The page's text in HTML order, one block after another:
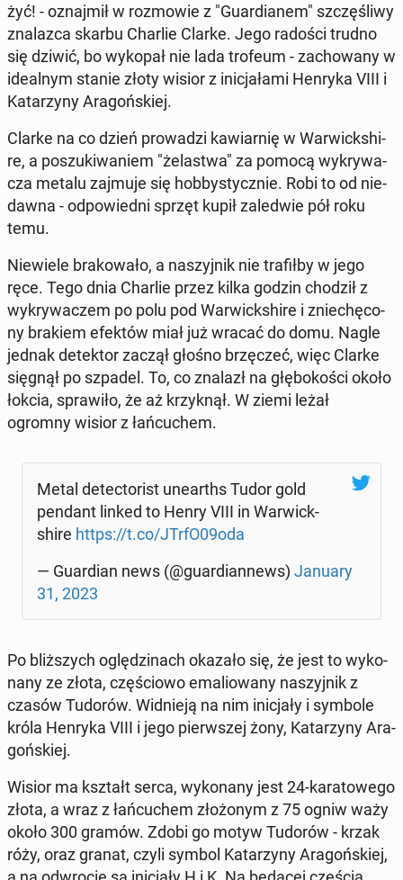
żyć! - oznaj­mił w roz­mo­wie z "Gu­ar­dia­nem" szczę­śli­wy
zna­laz­ca skarbu Charlie Clarke. Jego radości trudno
się dziwić, bo wykopał nie lada trofeum - za­cho­wa­ny w
ide­al­nym stanie złoty wisior z ini­cja­ła­mi Henryka VIII i
Ka­ta­rzy­ny Ara­goń­skiej.
Clarke na co dzień pro­wa­dzi ka­wiar­nię w War­wick­shi­
re, a po­szu­ki­wa­niem "że­la­stwa" za pomocą wy­kry­wa­
cza metalu zajmuje się hob­by­stycz­nie. Robi to od nie­
daw­na - od­po­wied­ni sprzęt kupił za­le­d­wie pół roku
temu.
Nie­wie­le bra­ko­wa­ło, a na­szyj­nik nie tra­fił­by w jego
ręce. Tego dnia Charlie przez kilka godzin chodził z
wy­kry­wa­czem po polu pod War­wick­shi­re i znie­chę­co­
ny brakiem efektów miał już wracać do domu. Nagle
jednak de­tek­tor zaczął głośno brzę­czeć, więc Clarke
sięgnął po szpadel. To, co znalazł na głę­bo­ko­ści około
łokcia, spra­wi­ło, że aż krzyk­nął. W ziemi leżał
ogromny wisior z łań­cu­chem.
Metal de­tec­to­rist une­ar­ths Tudor gold
pendant linked to Henry VIII in War­wick­
shi­re https://t.co/JTrfO09oda
— Gu­ar­dian news (@gu­ar­dian­news) January
31, 2023
Po bliż­szych oglę­dzi­nach okazało się, że jest to wy­ko­
na­ny ze złota, czę­ścio­wo ema­lio­wa­ny na­szyj­nik z
czasów Tudorów. Wid­nie­ją na nim ini­cja­ły i symbole
króla Henryka VIII i jego pierw­szej żony, Ka­ta­rzy­ny Ara­
goń­skiej.
Wisior ma kształt serca, wy­ko­na­ny jest 24-ka­ra­to­we­go
złota, a wraz z łań­cu­chem zło­żo­nym z 75 ogniw waży
około 300 gramów. Zdobi go motyw Tudorów - krzak
róży, oraz granat, czyli symbol Ka­ta­rzy­ny Ara­goń­skiej,